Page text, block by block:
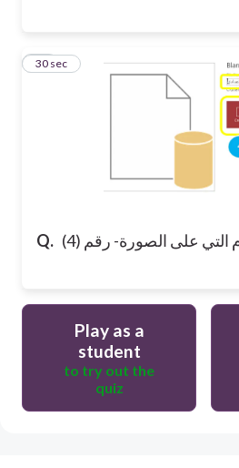
Q. التي على الصورة- رقم (4)
11
30 sec
Play as a
student
to try out the
quiz